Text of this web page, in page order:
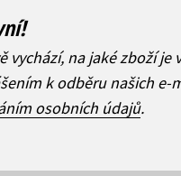
vychází, na jaké zboží je
k odběru našich e-
osobních údajů.